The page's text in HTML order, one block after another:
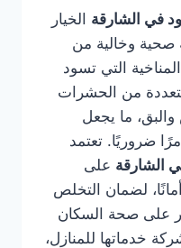
في الشارقة الخيار
صحية وخالية من
التي تسود
من الحشرات
ما يجعل
ضروريًا. تعتمد
الشارقة على
لضمان التخلص
على صحة السكان
خدماتها للمنازل،